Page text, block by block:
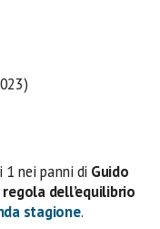
nei panni di Guido
dell’equilibrio
stagione.